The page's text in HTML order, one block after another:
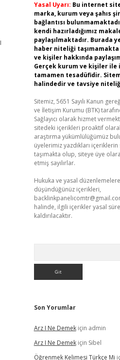
Yasal Uyarı: Bu internet
marka, kurum veya şahıs
bağlantısı
kendi hazırladığımız
paylaşılmaktadır. Burada
haber niteliği
ve kişiler hakkında
Gerçek kurum ve kişiler
tamamen tesadüfidir.
halindedir ve tavsiye
Sitemiz, 5651 Sayılı Kanun
ve İletişim Kurumu (BTK)
Sağlayıcı olarak hizmet
sitedeki içerikleri proaktif
araştırma yükümlülüğümüz
üyelerimiz yazdıkları
taşımakta olup, siteye üye
etmiş sayılırlar.
Hukuka ve yasal
düşündüğünüz içerikleri,
halinde, ilgili içerikler yasal
kaldırılacaktır.
Son Yorumlar
Arz I Ne Demekiçin admin
Arz I Ne Demekiçin Sibel
Öğrenmek Kelimesi Türkçe Mi